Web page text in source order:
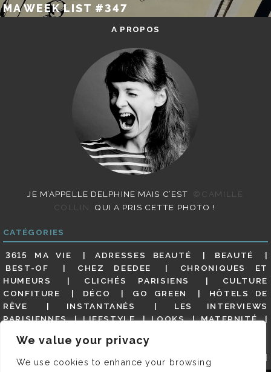
We value your privacy
We use cookies to enhance your browsing
MA WEEK LIST #347
A PROPOS
JE M’APPELLE DELPHINE MAIS C’EST
©CAMILLE
COLLIN
QUI A PRIS CETTE PHOTO !
CATÉGORIES
3615 MA VIE ADRESSES BEAUTÉ
BEAUTÉ
BEST-OF
CHEZ DEEDEE
CHRONIQUES ET
HUMEURS
CLICHÉS PARISIENS
CULTURE
CONFITURE
DÉCO GO GREEN
HÔTELS DE
RÊVE
INSTANTANÉS
LES INTERVIEWS
PARISIENNES
LIFESTYLE LOOKS
MATERNITÉ
(BUT GOODIES)
PAR ICI LE MAGOT !
GUIDE
PARIS EN PHOTOS
RESTAURANTS
REVUE DE PRESSE DÉTAILLÉE, SIOU PLAIT
SALONS